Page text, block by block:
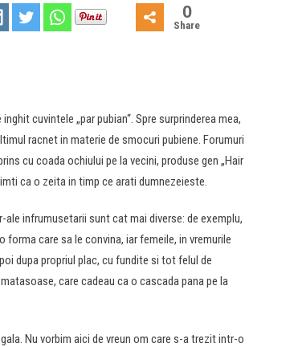
0
Share
cuvintele „par pubian“. Spre surprinderea mea,
racnet in materie de smocuri pubiene. Forumuri
cu coada ochiului pe la vecini, produse gen „Hair
ca o zeita in timp ce arati dumnezeieste.
infrumusetarii sunt cat mai diverse: de exemplu,
care sa le convina, iar femeile, in vremurile
dupa propriul plac, cu fundite si tot felul de
care cadeau ca o cascada pana pe la
Nu vorbim aici de vreun om care s-a trezit intr-o